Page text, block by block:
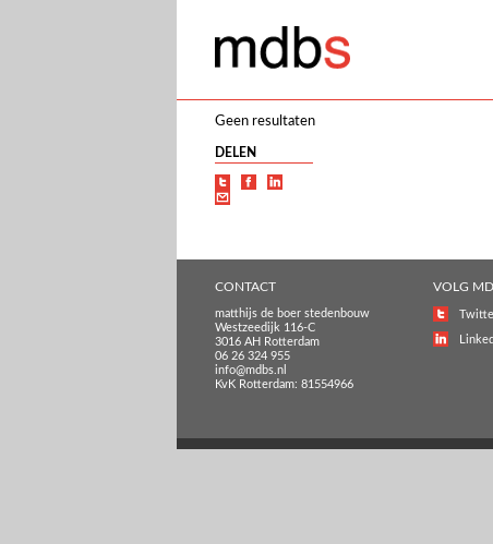
Geen resultaten
DELEN
CONTACT
matthijs de boer stedenbouw
Westzeedijk 116-C
3016 AH Rotterdam
06 26 324 955
info@mdbs.nl
KvK Rotterdam: 81554966
VOLG